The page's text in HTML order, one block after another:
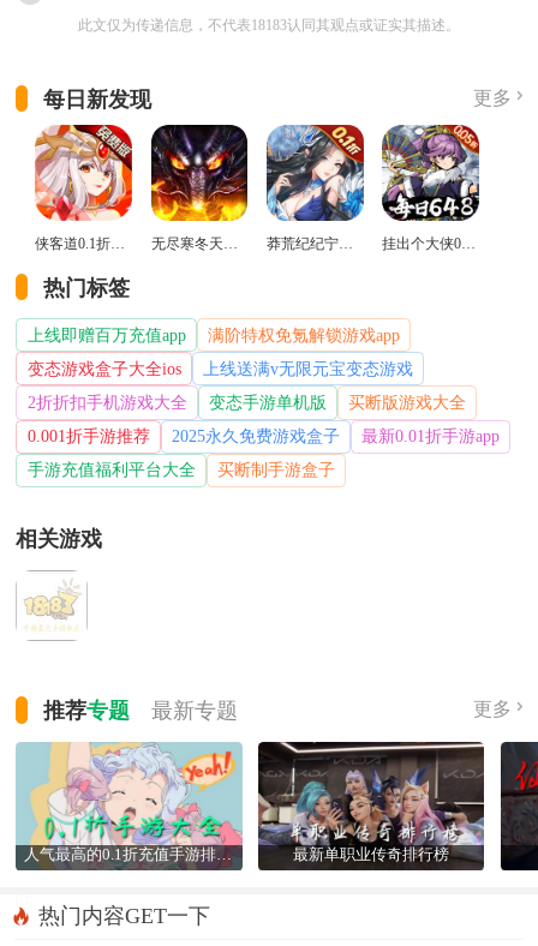
此文仅为传递信息，不代表18183认同其观点或证实其描述。
每日新发现 更多
莽荒纪纪宁传奇0.1折送无限连抽版
热门标签
上线即赠百万充值app
满阶特权免氪解锁游戏app
变态游戏盒子大全ios
上线送满v无限元宝变态游戏
2折折扣手机游戏大全
变态手游单机版
买断版游戏大全
0.001折手游推荐
2025永久免费游戏盒子
最新0.01折手游app
手游充值福利平台大全
买断制手游盒子
相关游戏
推荐专题 最新专题 更多
人气最高的0.1折充值手游排行榜 最新单职业传奇排行榜
热门内容GET一下